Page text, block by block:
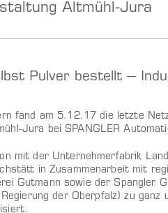
Altmühl-Jura
Pulver bestellt –
fand am 5.12.17 die letzte
Jura bei SPANGLER
mit der Unternehmerfabrik
in Zusammenarbeit mit
Gutmann sowie der Spangler
der Oberpfalz) zu ganz